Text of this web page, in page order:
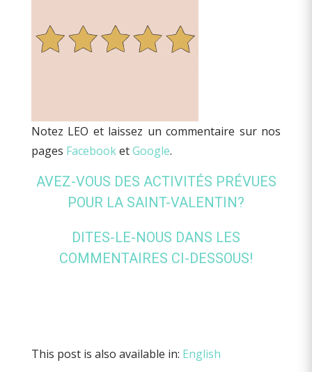
Notez LEO et laissez un commentaire sur nos
pages FacebooketGoogle.
AVEZ-VOUS DES ACTIVITÉS PRÉVUES
POUR LA SAINT-VALENTIN?
DITES-LE-NOUS DANS LES
COMMENTAIRES CI-DESSOUS!
This post is also available in: English